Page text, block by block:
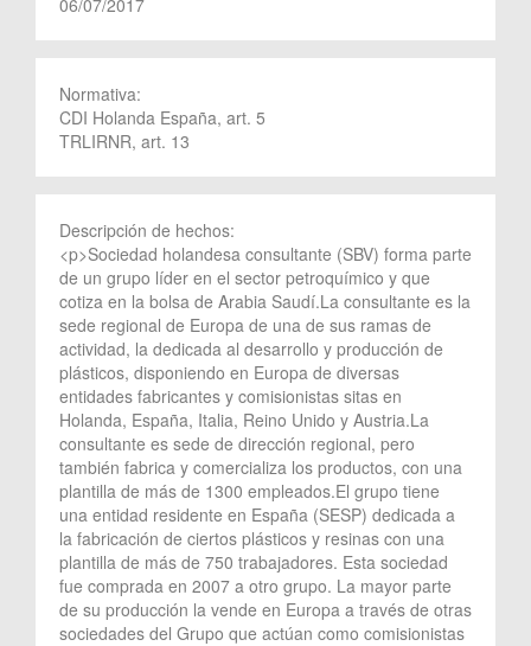
Normativa:
CDI Holanda España, art. 5
TRLIRNR, art. 13
Descripción de hechos:
<p>Sociedad holandesa consultante (SBV) forma parte
de un grupo líder en el sector petroquímico y que
cotiza en la bolsa de Arabia Saudí.La consultante es la
sede regional de Europa de una de sus ramas de
actividad, la dedicada al desarrollo y producción de
plásticos, disponiendo en Europa de diversas
entidades fabricantes y comisionistas sitas en
Holanda, España, Italia, Reino Unido y Austria.La
consultante es sede de dirección regional, pero
también fabrica y comercializa los productos, con una
plantilla de más de 1300 empleados.El grupo tiene
una entidad residente en España (SESP) dedicada a
la fabricación de ciertos plásticos y resinas con una
plantilla de más de 750 trabajadores. Esta sociedad
fue comprada en 2007 a otro grupo. La mayor parte
de su producción la vende en Europa a través de otras
sociedades del Grupo que actúan como comisionistas